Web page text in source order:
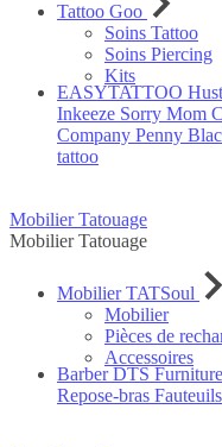
Tattoo Goo
Soins Tattoo
Soins Piercing
Kits
EASYTATTOO
Inkeeze Sorry Mom
Company Penny
tattoo
Mobilier Tatouage
Mobilier Tatouage
Mobilier TATSoul
Mobilier
Pièces de
Accessoires
Barber DTS Furniture
Repose-bras Fauteuils